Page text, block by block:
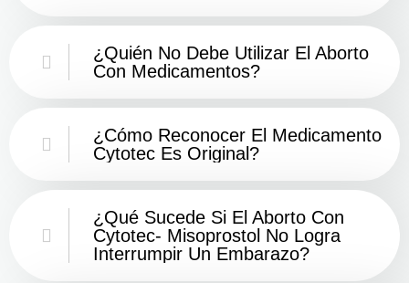
¿Quién No Debe Utilizar El Aborto
Con Medicamentos?
¿Cómo Reconocer El Medicamento
Cytotec Es Original?
¿Qué Sucede Si El Aborto Con
Cytotec- Misoprostol No Logra
Interrumpir Un Embarazo?